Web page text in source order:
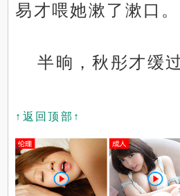
易才喂她漱了漱口。
半晌，秋彤才缓
↑返回顶部↑
x